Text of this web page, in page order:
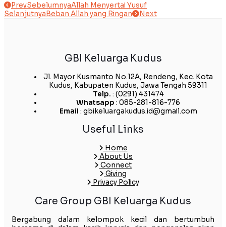
PrevSebelumnyaAllah Menyertai Yusuf
Selanjutnya Beban Allah yang Ringan Next
GBI Keluarga Kudus
Jl. Mayor Kusmanto No.12A, Rendeng, Kec. Kota
Kudus, Kabupaten Kudus, Jawa Tengah 59311
Telp. : (0291) 431474
Whatsapp : 085-281-816-776
Email : gbikeluargakudus.id@gmail.com
Useful Links
Home
About Us
Connect
Giving
Privacy Policy
Care Group GBI Keluarga Kudus
Bergabung dalam kelompok kecil dan bertumbuh